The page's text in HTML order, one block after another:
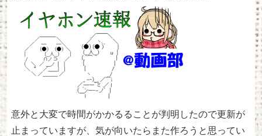
意外と大変で時間がかかるることが判明したので更新が
止まっていますが、気が向いたらまた作ろうと思ってい